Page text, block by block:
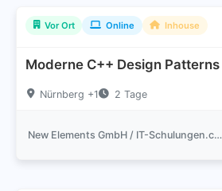
Vor Ort Online Inhouse
Moderne C++ Design Patterns
Nürnberg +1 2 Tage
New Elements GmbH / IT-Schulungen.com